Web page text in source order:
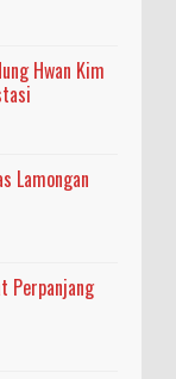
Hwan Kim
Lamongan
Perpanjang